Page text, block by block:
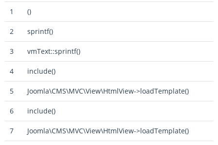
1 ()
2 sprintf()
3 vmText::sprintf()
4 include()
5 Joomla\CMS\MVC\View\HtmlView->loadTemplate()
6 include()
7 Joomla\CMS\MVC\View\HtmlView->loadTemplate()